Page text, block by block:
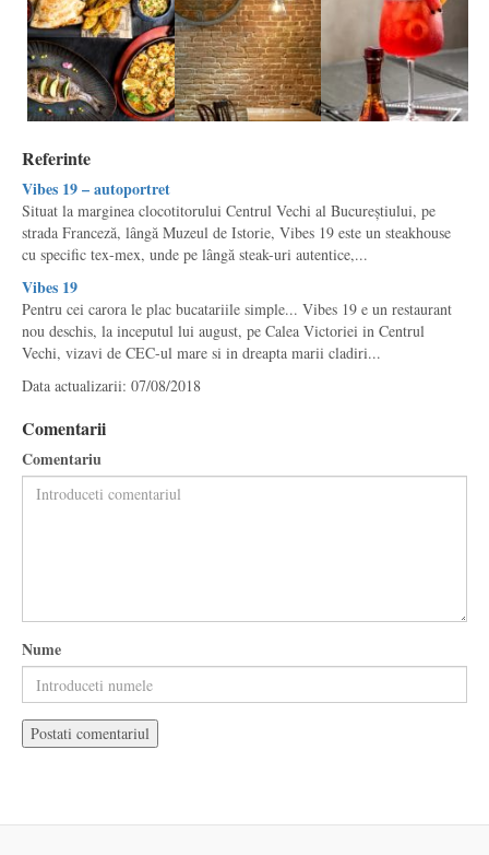
Referinte
Vibes 19 – autoportret
Situat la marginea clocotitorului Centrul Vechi al Bucureștiului, pe
strada Franceză, lângă Muzeul de Istorie, Vibes 19 este un steakhouse
cu specific tex-mex, unde pe lângă steak-uri autentice,...
Vibes 19
Pentru cei carora le plac bucatariile simple... Vibes 19 e un restaurant
nou deschis, la inceputul lui august, pe Calea Victoriei in Centrul
Vechi, vizavi de CEC-ul mare si in dreapta marii cladiri...
Data actualizarii: 07/08/2018
Comentarii
Comentariu
Nume